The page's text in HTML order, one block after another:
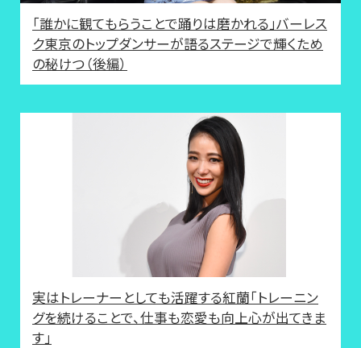
「誰かに観てもらうことで踊りは磨かれる」バーレス
ク東京のトップダンサーが語るステージで輝くため
の秘けつ（後編）
実はトレーナーとしても活躍する紅蘭「トレーニン
グを続けることで、仕事も恋愛も向上心が出てきま
す」